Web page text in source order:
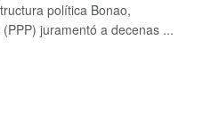
política Bonao,
juramentó a decenas ...